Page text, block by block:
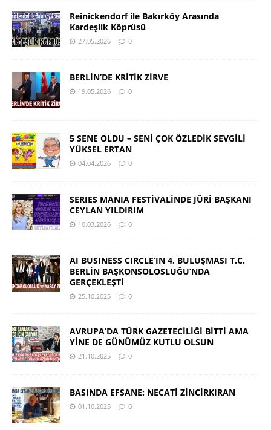
Reinickendorf ile Bakırköy Arasında
Kardeşlik Köprüsü
27.05.2026 0
BERLİN’DE KRİTİK ZİRVE
19.05.2026 0
5 SENE OLDU – SENİ ÇOK ÖZLEDİK SEVGİLİ
YÜKSEL ERTAN
04.04.2026 0
SERIES MANIA FESTİVALİNDE JÜRİ BAŞKANI
CEYLAN YILDIRIM
10.03.2026 0
AI BUSINESS CIRCLE’IN 4. BULUŞMASI T.C.
BERLİN BAŞKONSOLOSLUĞU’NDA
GERÇEKLEŞTİ
25.10.2025 0
AVRUPA’DA TÜRK GAZETECİLİĞİ BİTTİ AMA
YİNE DE GÜNÜMÜZ KUTLU OLSUN
21.10.2025 0
BASINDA EFSANE: NECATİ ZİNCİRKIRAN
01.10.2025 0